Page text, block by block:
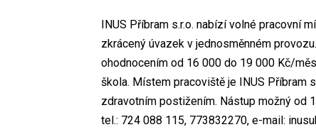
INUS Příbram s.r.o. nabízí volné pracovní
zkrácený úvazek v jednosměnném
ohodnocením od 16 000 do 19 000 Kč/
škola. Místem pracoviště je INUS Příbram
zdravotním postižením. Nástup možný od
tel.: 724 088 115, 773832270, e-mail: